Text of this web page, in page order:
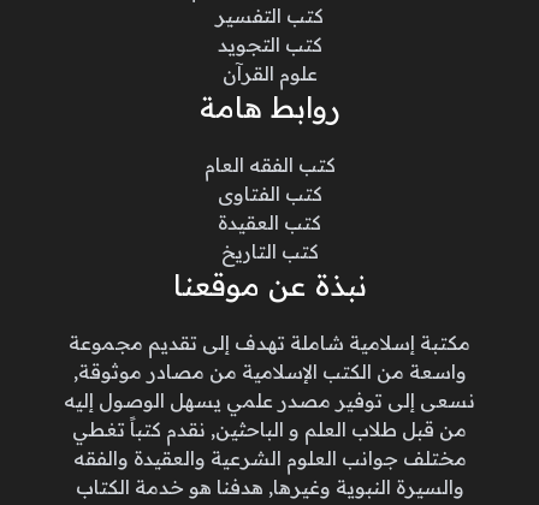
كتب التفسير
كتب التجويد
علوم القرآن
روابط هامة
كتب الفقه العام
كتب الفتاوى
كتب العقيدة
كتب التاريخ
نبذة عن موقعنا
مكتبة إسلامية شاملة تهدف إلى تقديم مجموعة
واسعة من الكتب الإسلامية من مصادر موثوقة,
نسعى إلى توفير مصدر علمي يسهل الوصول إليه
من قبل طلاب العلم و الباحثين, نقدم كتباً تغطي
مختلف جوانب العلوم الشرعية والعقيدة والفقه
والسيرة النبوية وغيرها, هدفنا هو خدمة الكتاب